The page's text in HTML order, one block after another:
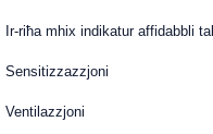
Ir-riħa mhix indikatur affidabbli
Sensitizzazzjoni
Ventilazzjoni